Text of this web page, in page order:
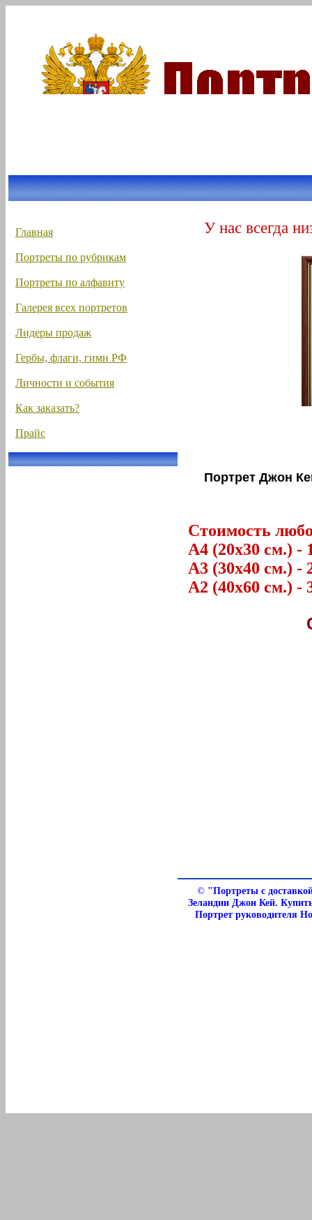
Главная
Портреты по рубрикам
Портреты по алфавиту
Галерея всех портретов
Лидеры продаж
Гербы, флаги, гимн РФ
Личности и события
Как заказать?
Прайс
У нас всегда
Портрет Джон
Стоимость
А4 (20х30 см.) -
А3 (30х40 см.) -
А2 (40х60 см.) -
© "Портреты с
Зеландии Джон Кей.
Портрет руководителя